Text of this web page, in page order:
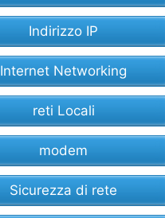
Indirizzo IP
Internet Networking
reti Locali
modem
Sicurezza di rete